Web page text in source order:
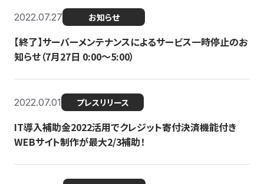
2022.07.27 お知らせ
【終了】サーバーメンテナンスによるサービス一時停止のお
知らせ（7月27日 0:00〜5:00）
2022.07.01 プレスリリース
IT導入補助金2022活用でクレジット寄付決済機能付き
WEBサイト制作が最大2/3補助！